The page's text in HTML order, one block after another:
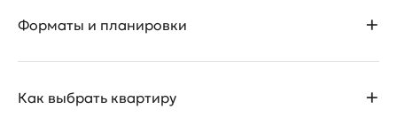
Форматы и планировки
и инвестиций.
Как выбрать квартиру